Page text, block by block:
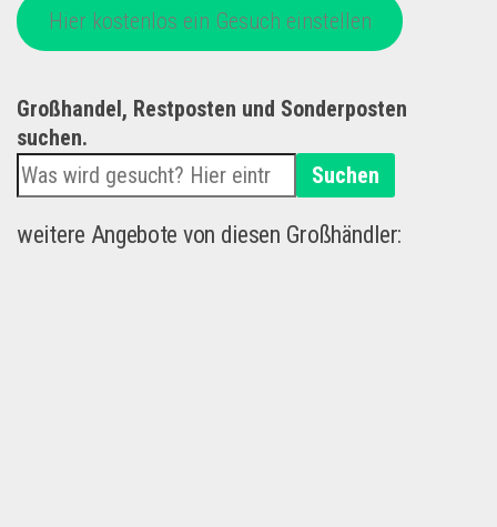
Hier kostenlos ein Gesuch einstellen
Großhandel, Restposten und Sonderposten
suchen.
Suchen
weitere Angebote von diesen Großhändler: